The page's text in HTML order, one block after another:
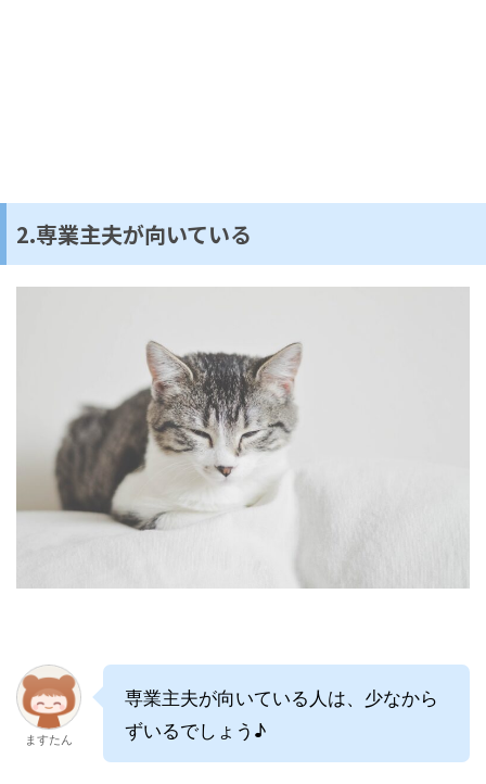
2.専業主夫が向いている
ますたん
専業主夫が向いている人は、少なから
ずいるでしょう♪